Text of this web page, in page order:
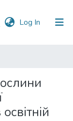
Log In (current)